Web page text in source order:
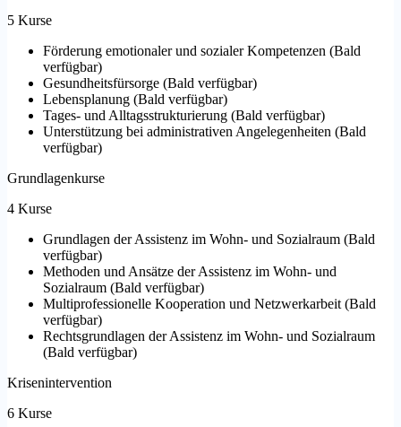
5 Kurse
Förderung emotionaler und sozialer Kompetenzen (Bald
verfügbar)
Gesundheitsfürsorge (Bald verfügbar)
Lebensplanung (Bald verfügbar)
Tages- und Alltagsstrukturierung (Bald verfügbar)
Unterstützung bei administrativen Angelegenheiten (Bald
verfügbar)
Grundlagenkurse
4 Kurse
Grundlagen der Assistenz im Wohn- und Sozialraum (Bald
verfügbar)
Methoden und Ansätze der Assistenz im Wohn- und
Sozialraum (Bald verfügbar)
Multiprofessionelle Kooperation und Netzwerkarbeit (Bald
verfügbar)
Rechtsgrundlagen der Assistenz im Wohn- und Sozialraum
(Bald verfügbar)
Krisenintervention
6 Kurse